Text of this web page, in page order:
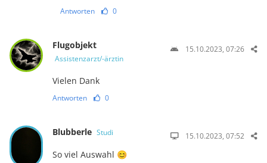
Antworten 0
Flugobjekt
Assistenzarzt/-ärztin
15.10.2023, 07:26
Vielen Dank
Antworten 0
Blubberle Studi 15.10.2023, 07:52
So viel Auswahl 😊